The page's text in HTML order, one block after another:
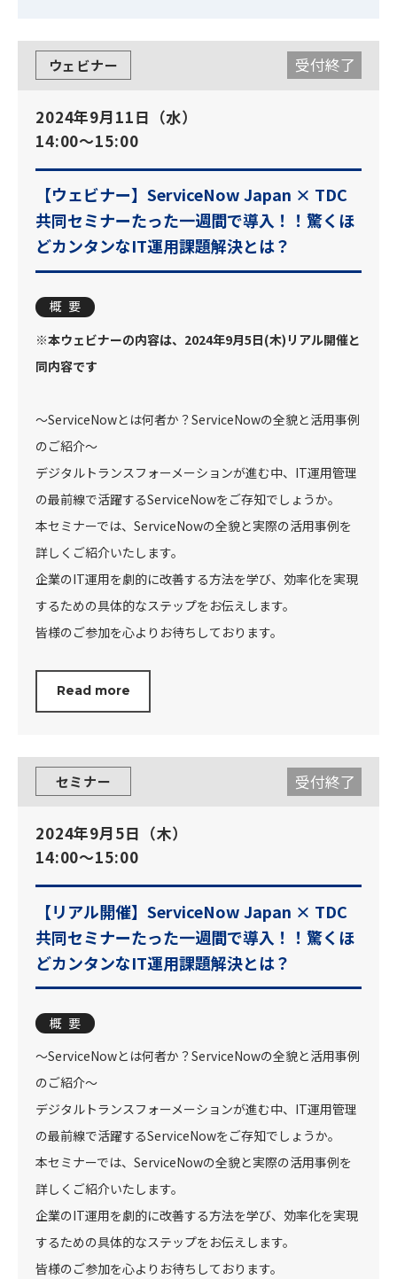
ウェビナー 受付終了
2024年9月11日（水）
14:00～15:00
【ウェビナー】ServiceNow Japan × TDC
共同セミナーたった一週間で導入！！驚くほ
どカンタンなIT運用課題解決とは？
概要
※本ウェビナーの内容は、2024年9月5日(木)リアル開催と
同内容です
～ServiceNowとは何者か？ServiceNowの全貌と活用事例
のご紹介～
デジタルトランスフォーメーションが進む中、IT運用管理
の最前線で活躍するServiceNowをご存知でしょうか。
本セミナーでは、ServiceNowの全貌と実際の活用事例を
詳しくご紹介いたします。
企業のIT運用を劇的に改善する方法を学び、効率化を実現
するための具体的なステップをお伝えします。
皆様のご参加を心よりお待ちしております。
Read more
セミナー 受付終了
2024年9月5日（木）
14:00～15:00
【リアル開催】ServiceNow Japan × TDC
共同セミナーたった一週間で導入！！驚くほ
どカンタンなIT運用課題解決とは？
概要
～ServiceNowとは何者か？ServiceNowの全貌と活用事例
のご紹介～
デジタルトランスフォーメーションが進む中、IT運用管理
の最前線で活躍するServiceNowをご存知でしょうか。
本セミナーでは、ServiceNowの全貌と実際の活用事例を
詳しくご紹介いたします。
企業のIT運用を劇的に改善する方法を学び、効率化を実現
するための具体的なステップをお伝えします。
皆様のご参加を心よりお待ちしております。